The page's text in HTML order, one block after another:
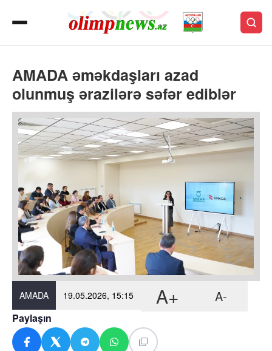
AMADA əməkdaşları azad
olunmuş ərazilərə səfər ediblər
AMADA 19.05.2026, 15:15 A+ A-
Paylaşın